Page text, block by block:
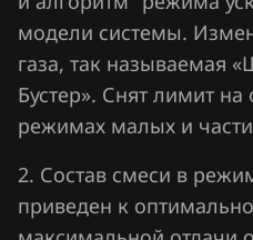
MG
Mitsubishi
Nissan
Omoda
Opel
модели системы.
газа, так называемая
Бустер». Снят лимит
режимах малых и
2. Состав смеси в
приведен к